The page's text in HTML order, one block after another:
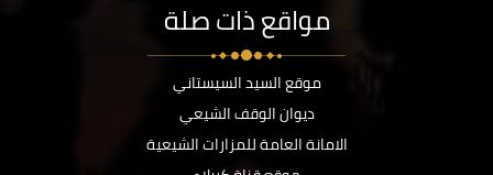
مواقع ذات صلة
موقع السيد السيستاني
ديوان الوقف الشيعي
الامانة العامة للمزارات الشيعية